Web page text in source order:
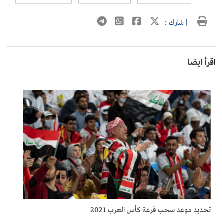
| شارك :
اقرأ ايضا
تحديد موعد سحب قرعة كأس العرب 2021